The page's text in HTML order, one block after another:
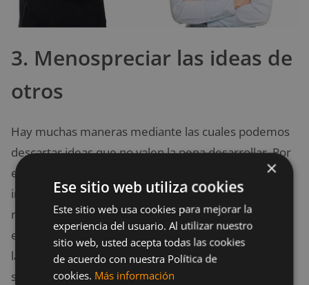
3. Menospreciar las ideas de
otros
Hay muchas maneras mediante las cuales podemos
descartar ideas que no valen la pena desarrollar. Por
ejemplo,
puede decir mucho,
incluso hacer notar lo que piensas. Por ejemplo: Las
risitas, las cejas levantadas o fingir que nunca has
escuchado son ejemplos de cómo le estás diciendo a
la persona y a tu equipo que su idea no solo es mala,
sino que no vale la pena.
×
Ese sitio web utiliza cookies
Este sitio web usa cookies para mejorar la
experiencia del usuario. Al utilizar nuestro
sitio web, usted acepta todas las cookies
de acuerdo con nuestra Política de
cookies. Más información